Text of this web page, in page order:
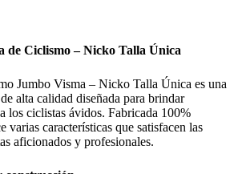
Ciclismo – Nicko Talla Única
Jumbo Visma – Nicko Talla Única es una
alta calidad diseñada para brindar
los ciclistas ávidos. Fabricada 100%
varias características que satisfacen las
aficionados y profesionales.